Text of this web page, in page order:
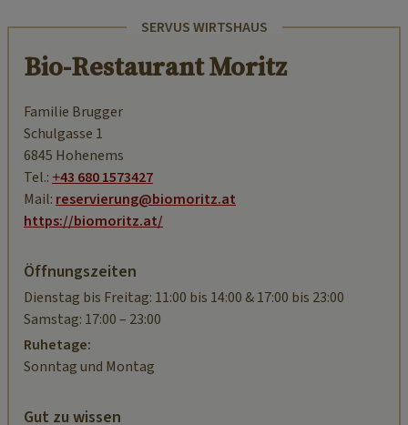
SERVUS WIRTSHAUS
Bio-Restaurant Moritz
Familie Brugger
Schulgasse 1
6845 Hohenems
Tel.:+43 680 1573427
Mail: reservierung@biomoritz.at
https://biomoritz.at/
Öffnungszeiten
Dienstag bis Freitag: 11:00 bis 14:00 & 17:00 bis 23:00
Samstag: 17:00 – 23:00
Ruhetage:
Sonntag und Montag
Gut zu wissen